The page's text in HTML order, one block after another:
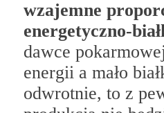
wzajemne
energetyczno-
dawce
energii a mało
odwrotnie, to z